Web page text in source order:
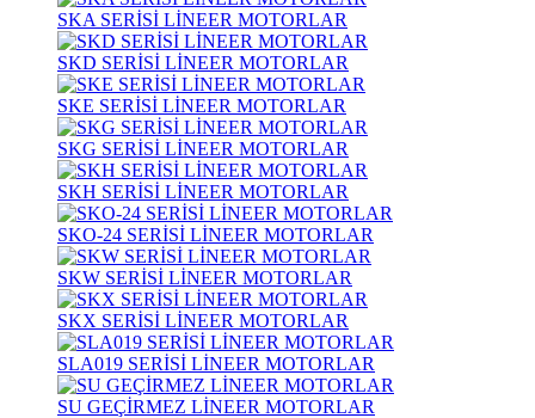
SKA SERİSİ LİNEER MOTORLAR
SKD SERİSİ LİNEER MOTORLAR
SKE SERİSİ LİNEER MOTORLAR
SKG SERİSİ LİNEER MOTORLAR
SKH SERİSİ LİNEER MOTORLAR
SKO-24 SERİSİ LİNEER MOTORLAR
SKW SERİSİ LİNEER MOTORLAR
SKX SERİSİ LİNEER MOTORLAR
SLA019 SERİSİ LİNEER MOTORLAR
SU GEÇİRMEZ LİNEER MOTORLAR